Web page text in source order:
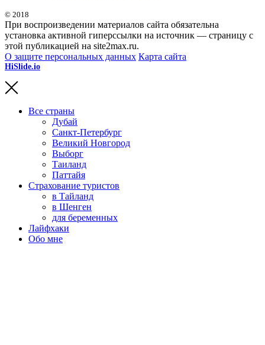
© 2018
При воспроизведении материалов сайта обязательна
установка активной гиперссылки на источник — страницу с
этой публикацией на site2max.ru.
О защите персональных данных Карта сайта
HiSlide.io
Все страны
Дубай
Санкт-Петербург
Великий Новгород
Выборг
Таиланд
Паттайя
Страхование туристов
в Тайланд
в Шенген
для беременных
Лайфхаки
Обо мне